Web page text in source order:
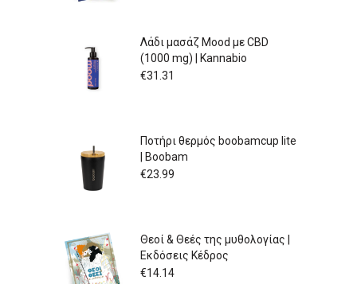
Λάδι μασάζ Mood με CBD
(1000 mg) | Kannabio
€31.31
Ποτήρι θερμός boobamcup lite
| Boobam
€23.99
Θεοί & Θεές της μυθολογίας |
Εκδόσεις Κέδρος
€14.14